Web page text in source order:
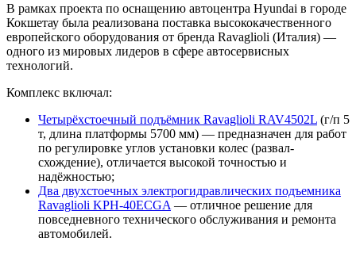
В рамках проекта по оснащению автоцентра Hyundai в городе
Кокшетау была реализована поставка высококачественного
европейского оборудования от бренда Ravaglioli (Италия) —
одного из мировых лидеров в сфере автосервисных
технологий.
Комплекс включал:
Четырёхстоечный подъёмник Ravaglioli RAV4502L (г/п 5
т, длина платформы 5700 мм) — предназначен для работ
по регулировке углов установки колес (развал-
схождение), отличается высокой точностью и
надёжностью;
Два двухстоечных электрогидравлических подъемника
Ravaglioli KPH-40ECGA — отличное решение для
повседневного технического обслуживания и ремонта
автомобилей.